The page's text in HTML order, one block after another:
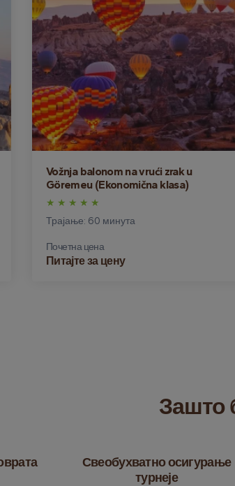
Vožnja balonom na vrući zrak u
Göremeu (Ekonomična klasa)
Трајање: 60 минута
Почетна цена
Питајте за цену
Зашто
Свеобухватно осигурање
турнеје